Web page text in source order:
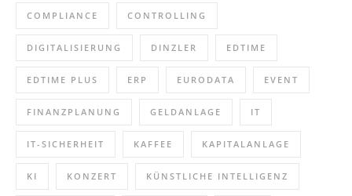
COMPLIANCE CONTROLLING
DIGITALISIERUNG DINZLER EDTIME
EDTIME PLUS ERP EURODATA EVENT
FINANZPLANUNG GELDANLAGE IT
IT-SICHERHEIT KAFFEE KAPITALANLAGE
KI KONZERT KÜNSTLICHE INTELLIGENZ